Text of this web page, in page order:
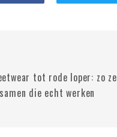
tot rode loper: zo
die echt werken